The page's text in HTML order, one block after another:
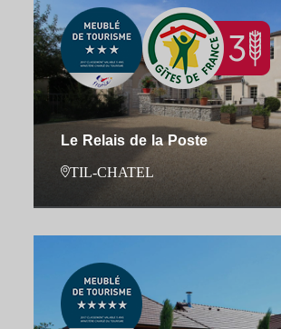
Le Relais de la Poste
TIL-CHATEL